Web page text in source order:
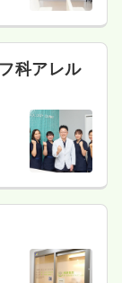
科アレル